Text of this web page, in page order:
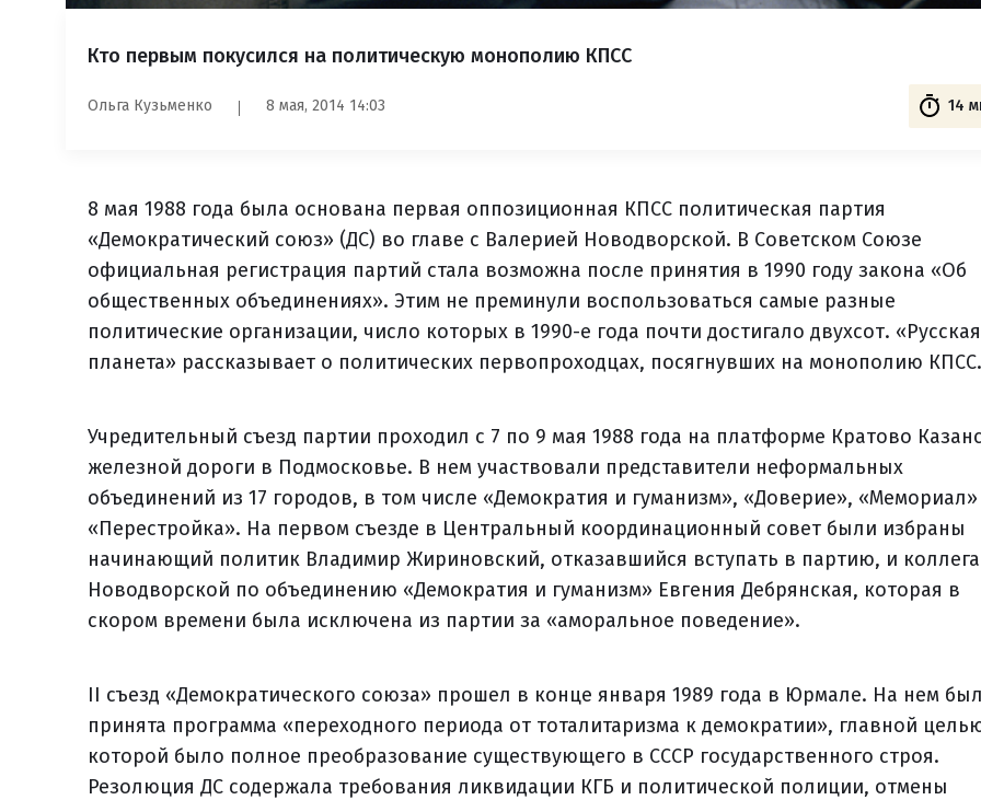
Кто первым покусился на политическую монополию КПСС
Ольга Кузьменко 8 мая, 2014 14:03 14
8 мая 1988 года была основана первая оппозиционная КПСС политическая партия
«Демократический союз» (ДС) во главе с Валерией Новодворской. В Советском Союзе
официальная регистрация партий стала возможна после принятия в 1990 году закона «Об
общественных объединениях». Этим не преминули воспользоваться самые разные
политические организации, число которых в 1990-е года почти достигало двухсот. «Русская
планета» рассказывает о политических первопроходцах, посягнувших на монополию КПСС.
Учредительный съезд партии проходил с 7 по 9 мая 1988 года на платформе Кратово
железной дороги в Подмосковье. В нем участвовали представители неформальных
объединений из 17 городов, в том числе «Демократия и гуманизм», «Доверие»,
«Перестройка». На первом съезде в Центральный координационный совет были избраны
начинающий политик Владимир Жириновский, отказавшийся вступать в партию, и коллега
Новодворской по объединению «Демократия и гуманизм» Евгения Дебрянская, которая в
скором времени была исключена из партии за «аморальное поведение».
II съезд «Демократического союза» прошел в конце января 1989 года в Юрмале. На нем
принята программа «переходного периода от тоталитаризма к демократии», главной
которой было полное преобразование существующего в СССР государственного строя.
Резолюция ДС содержала требования ликвидации КГБ и политической полиции, отмены